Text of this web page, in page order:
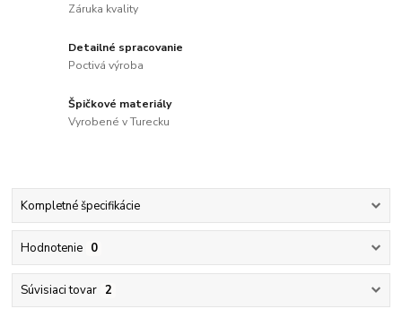
Záruka kvality
Detailné spracovanie
Poctivá výroba
Špičkové materiály
Vyrobené v Turecku
Kompletné špecifikácie
Hodnotenie 0
Súvisiaci tovar 2